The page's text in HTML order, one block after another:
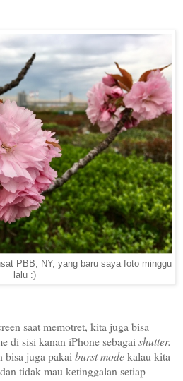
PBB, NY, yang baru saya foto minggu
lalu :)
saat memotret, kita juga bisa
di sisi kanan iPhone sebagai shutter.
bisa juga pakai burst modekalau kita
tidak mau ketinggalan setiap